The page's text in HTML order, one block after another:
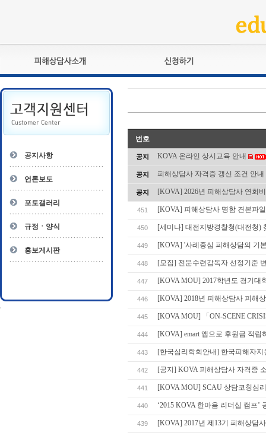
피해상담사란?
자격관리규정
상담사 자격증 확인
- 피해상담사 1급
- 전문수련감독자
- 전문수련기관
교육훈련
자격심사
자격복원
공지사항
언론보도
포토갤러리
규정ㆍ양식
홍보게시판
번호
공지 KOVA 온라인 상시교육 안내
공지 피해상담사 자격증 갱신 조건 안내
공지 [KOVA] 2026년 피해상담사 연회
451 [KOVA] 피해상담사 명함 견본파
450 [세미나] 대전지방경찰청(대전청)
449 [KOVA] '사례중심 피해상담의 기
448 [모집] 전문수련감독자 선정기준
447 [KOVA MOU] 2017학년도 경기
446 [KOVA] 2018년 피해상담사 피해
445 [KOVA MOU] 「ON-SCENE
444 [KOVA] emart 앱으로 후원금 적립
443 [한국심리학회안내] 한국피해자
442 [공지] KOVA 피해상담사 자격증
441 [KOVA MOU] SCAU 상담코칭심
440 ‘2015 KOVA 한마음 리더십 캠프’
439 [KOVA] 2017년 제13기 피해상담